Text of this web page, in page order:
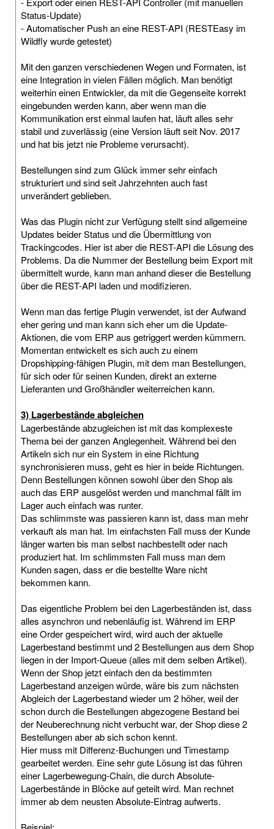
Status-Update)
- Automatischer Push an eine REST-API (RESTEasy im
Wildfly wurde getestet)
Mit den ganzen verschiedenen Wegen und Formaten, ist
eine Integration in vielen Fällen möglich. Man benötigt
weiterhin einen Entwickler, da mit die Gegenseite korrekt
eingebunden werden kann, aber wenn man die
Kommunikation erst einmal laufen hat, läuft alles sehr
stabil und zuverlässig (eine Version läuft seit Nov. 2017
und hat bis jetzt nie Probleme verursacht).
Bestellungen sind zum Glück immer sehr einfach
strukturiert und sind seit Jahrzehnten auch fast
unverändert geblieben.
Was das Plugin nicht zur Verfügung stellt sind allgemeine
Updates beider Status und die Übermittlung von
Trackingcodes. Hier ist aber die REST-API die Lösung des
Problems. Da die Nummer der Bestellung beim Export mit
übermittelt wurde, kann man anhand dieser die Bestellung
über die REST-API laden und modifizieren.
Wenn man das fertige Plugin verwendet, ist der Aufwand
eher gering und man kann sich eher um die Update-
Aktionen, die vom ERP aus getriggert werden kümmern.
Momentan entwickelt es sich auch zu einem
Dropshipping-fähigen Plugin, mit dem man Bestellungen,
für sich oder für seinen Kunden, direkt an externe
Lieferanten und Großhändler weiterreichen kann.
3) Lagerbestände abgleichen
Lagerbestände abzugleichen ist mit das komplexeste
Thema bei der ganzen Anglegenheit. Während bei den
Artikeln sich nur ein System in eine Richtung
synchronisieren muss, geht es hier in beide Richtungen.
Denn Bestellungen können sowohl über den Shop als
auch das ERP ausgelöst werden und manchmal fällt im
Lager auch einfach was runter.
Das schlimmste was passieren kann ist, dass man mehr
verkauft als man hat. Im einfachsten Fall muss der Kunde
länger warten bis man selbst nachbestellt oder nach
produziert hat. Im schlimmsten Fall muss man dem
Kunden sagen, dass er die bestellte Ware nicht
bekommen kann.
Das eigentliche Problem bei den Lagerbeständen ist, dass
alles asynchron und nebenläufig ist. Während im ERP
eine Order gespeichert wird, wird auch der aktuelle
Lagerbestand bestimmt und 2 Bestellungen aus dem Shop
liegen in der Import-Queue (alles mit dem selben Artikel).
Wenn der Shop jetzt einfach den da bestimmten
Lagerbestand anzeigen würde, wäre bis zum nächsten
Abgleich der Lagerbestand wieder um 2 höher, weil der
schon durch die Bestellungen abgezogene Bestand bei
der Neuberechnung nicht verbucht war, der Shop diese 2
Bestellungen aber ab sich schon kennt.
Hier muss mit Differenz-Buchungen und Timestamp
gearbeitet werden. Eine sehr gute Lösung ist das führen
einer Lagerbewegung-Chain, die durch Absolute-
Lagerbestände in Blöcke auf geteilt wird. Man rechnet
immer ab dem neusten Absolute-Eintrag aufwerts.